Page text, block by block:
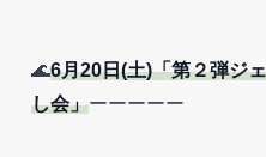
🌊6月20日(土)「第２弾ジ
し会」ーーーーー